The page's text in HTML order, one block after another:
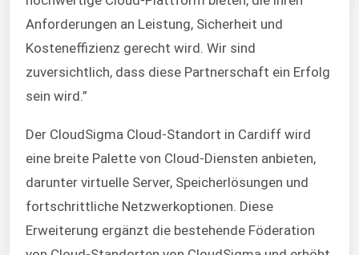
Anforderungen an Leistung, Sicherheit und
Kosteneffizienz gerecht wird. Wir sind
zuversichtlich, dass diese Partnerschaft ein Erfolg
sein wird.”
Der CloudSigma Cloud-Standort in Cardiff wird
eine breite Palette von Cloud-Diensten anbieten,
darunter virtuelle Server, Speicherlösungen und
fortschrittliche Netzwerkoptionen. Diese
Erweiterung ergänzt die bestehende Föderation